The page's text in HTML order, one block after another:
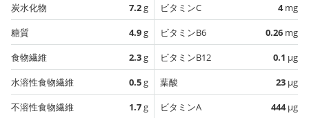
炭水化物
7.2g
糖質
4.9g
食物繊維
2.3g
水溶性食物繊維
0.5g
不溶性食物繊維
1.7g
ビタミンC
4mg
ビタミンB6
0.26 mg
ビタミンB12
0.1 µg
葉酸
23 µg
ビタミンA
444µg